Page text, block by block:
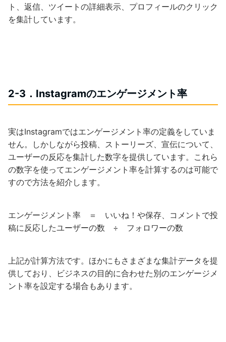
ト、返信、ツイートの詳細表示、プロフィールのクリック
を集計しています。
2-3．Instagramのエンゲージメント率
実はInstagramではエンゲージメント率の定義をしていま
せん。しかしながら投稿、ストーリーズ、宣伝について、
ユーザーの反応を集計した数字を提供しています。これら
の数字を使ってエンゲージメント率を計算するのは可能で
すので方法を紹介します。
エンゲージメント率 ＝ いいね！や保存、コメントで投
稿に反応したユーザーの数 ÷ フォロワーの数
上記が計算方法です。ほかにもさまざまな集計データを提
供しており、ビジネスの目的に合わせた別のエンゲージメ
ント率を設定する場合もあります。